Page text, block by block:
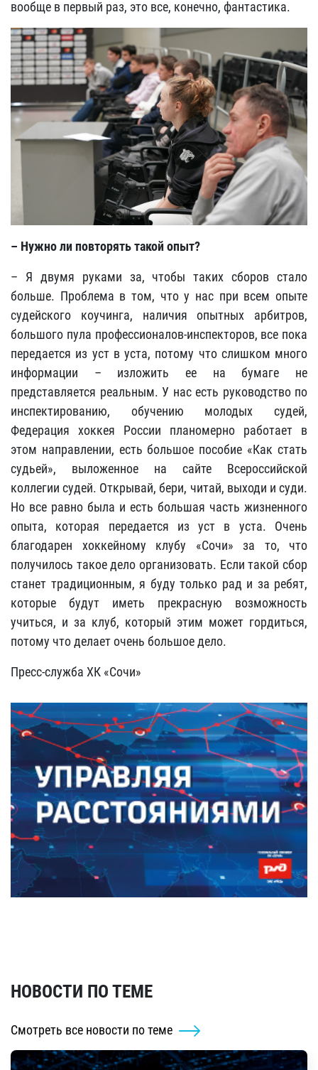
вообще в первый раз, это все, конечно, фантастика.
– Нужно ли повторять такой опыт?
– Я двумя руками за, чтобы таких сборов стало
больше. Проблема в том, что у нас при всем опыте
судейского коучинга, наличия опытных арбитров,
большого пула профессионалов-инспекторов, все пока
передается из уст в уста, потому что слишком много
информации – изложить ее на бумаге не
представляется реальным. У нас есть руководство по
инспектированию, обучению молодых судей,
Федерация хоккея России планомерно работает в
этом направлении, есть большое пособие «Как стать
судьей», выложенное на сайте Всероссийской
коллегии судей. Открывай, бери, читай, выходи и суди.
Но все равно была и есть большая часть жизненного
опыта, которая передается из уст в уста. Очень
благодарен хоккейному клубу «Сочи» за то, что
получилось такое дело организовать. Если такой сбор
станет традиционным, я буду только рад и за ребят,
которые будут иметь прекрасную возможность
учиться, и за клуб, который этим может гордиться,
потому что делает очень большое дело.
Пресс-служба ХК «Сочи»
НОВОСТИ ПО ТЕМЕ
Смотреть все новости по теме